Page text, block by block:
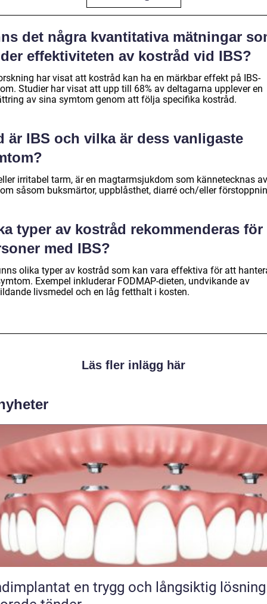
det några kvantitativa mätningar
effektiviteten av kostråd vid IBS?
har visat att kostråd kan ha en märkbar effekt på IBS-
Studier har visat att upp till 68% av deltagarna upplever en
av sina symtom genom att följa specifika kostråd.
är IBS och vilka är dess vanligaste
irritabel tarm, är en magtarmsjukdom som kännetecknas av
såsom buksmärtor, uppblåsthet, diarré och/eller
typer av kostråd rekommenderas för
med IBS?
olika typer av kostråd som kan vara effektiva för att
Exempel inkluderar FODMAP-dieten, undvikande av
livsmedel och en låg fetthalt i kosten.
Läs fler inlägg här
en trygg och långsiktig lösning för